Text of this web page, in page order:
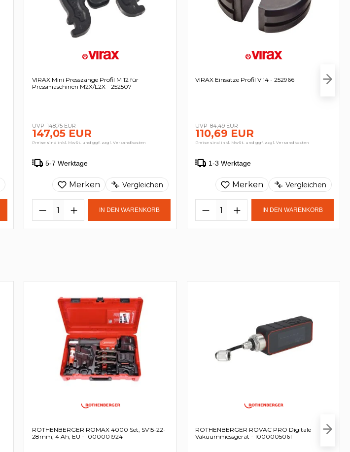
VIRAX Mini Presszange Profil M 12 für
Pressmaschinen M2X/L2X - 252507
148,75 EUR
147,05 EUR
Preise sind inkl. MwSt. und ggf. zzgl. Versandkosten
5-7 Werktage
Merken Vergleichen
IN DEN WARENKORB
VIRAX Einsätze Profil V 14 - 252966
84,49 EUR
110,69 EUR
Preise sind inkl. MwSt. und ggf. zzgl. Versandkosten
1-3 Werktage
Merken Vergleichen
IN DEN WARENKORB
ROTHENBERGER ROMAX 4000 Set, SV15-22-
28mm, 4 Ah, EU - 1000001924
ROTHENBERGER ROVAC PRO Digitale
Vakuummessgerät - 1000005061